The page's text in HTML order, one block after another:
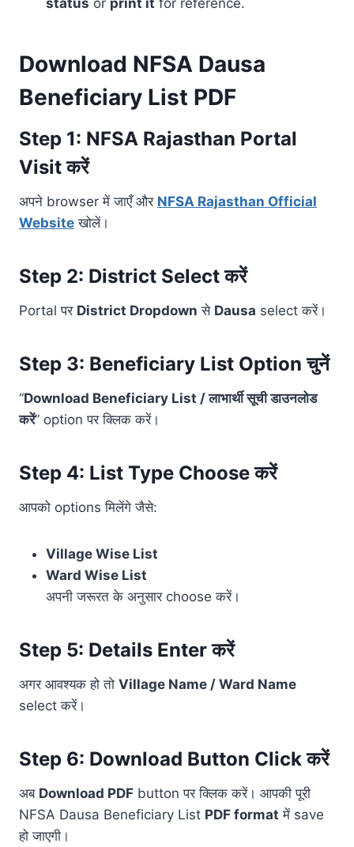
status or print it for reference.
Download NFSA Dausa
Beneficiary List PDF
Step 1: NFSA Rajasthan Portal
Visit करें
अपने browser में जाएँ और NFSA Rajasthan Official
Website खोलें।
Step 2: District Select करें
Portal पर District Dropdown से Dausa select करें।
Step 3: Beneficiary List Option चुनें
“Download Beneficiary List / लाभार्थी सूची डाउनलोड
करें” option पर क्लिक करें।
Step 4: List Type Choose करें
आपको options मिलेंगे जैसे:
Village Wise List
Ward Wise List
अपनी जरूरत के अनुसार choose करें।
Step 5: Details Enter करें
अगर आवश्यक हो तो Village Name / Ward Name
select करें।
Step 6: Download Button Click करें
अब Download PDF button पर क्लिक करें। आपकी पूरी
NFSA Dausa Beneficiary List PDF format में save
हो जाएगी।